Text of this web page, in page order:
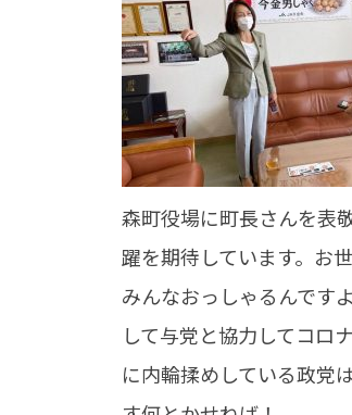
森町役場に町長さんを表
躍を期待しています。お
みんなおっしゃるんです
して与党と協力してコロ
に内輪揉めしている政党